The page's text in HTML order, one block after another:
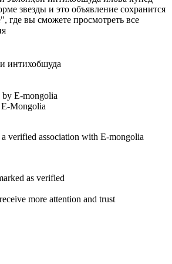
звезды и это объявление сохранится
где вы сможете просмотреть все
интихобшуда
E-mongolia
Mongolia
verified association with E-mongolia
as verified
more attention and trust